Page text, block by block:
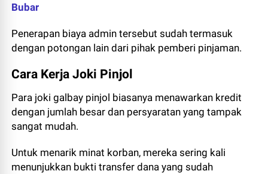
Bubar
Penerapan biaya admin tersebut sudah termasuk
dengan potongan lain dari pihak pemberi pinjaman.
Cara Kerja Joki Pinjol
Para joki galbay pinjol biasanya menawarkan kredit
dengan jumlah besar dan persyaratan yang tampak
sangat mudah.
Untuk menarik minat korban, mereka sering kali
menunjukkan bukti transfer dana yang sudah